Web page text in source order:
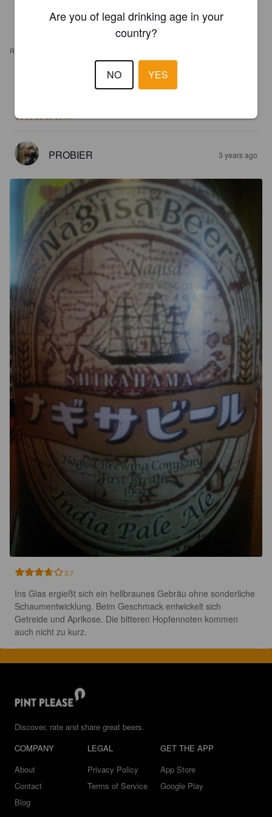
REVIEWS
UNKNOWN
PROBIER 3 years ago
3.7
Ins Glas ergießt sich ein hellbraunes Gebräu ohne sonderliche
Schaumentwicklung. Beim Geschmack entwickelt sich
Getreide und Aprikose. Die bitteren Hopfennoten kommen
auch nicht zu kurz.
Discover, rate and share great beers.
COMPANY
About
Contact
Blog
LEGAL
Privacy Policy
Terms of Service
GET THE APP
App Store
Google Play
Are you of legal drinking age in your
country?
NO YES